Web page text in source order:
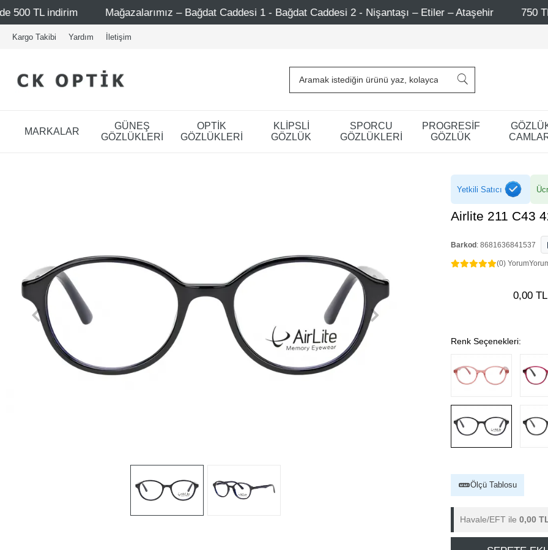
Mağazalarımız – Bağdat Caddesi 1 - Bağdat Caddesi 2 - Nişantaşı – Etiler – Ataşehir 750 TL Üzeri
Kargo Takibi Yardım İletişim
MARKALAR
GÜNEŞ
GÖZLÜKLERİ
OPTİK
GÖZLÜKLERİ
KLİPSLİ
GÖZLÜK
SPORCU
GÖZLÜKLERİ
PROGRESİF
GÖZLÜK
Yetkili Satıcı
Airlite 211 C43
Barkod : 8681636841537
(0) Yorum
0,00 TL
Renk Seçenekleri:
Ölçü Tablosu
Havale/EFT ile 0,00